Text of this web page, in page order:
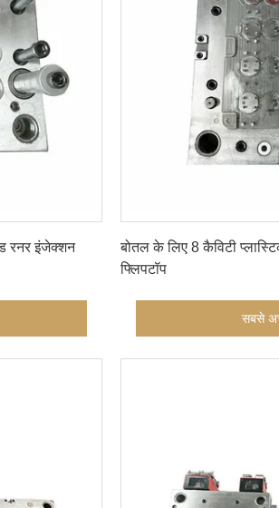
रनर इंजेक्शन
बोतल के लिए 8 कैविटी
फ्लिपटॉप
सबसे